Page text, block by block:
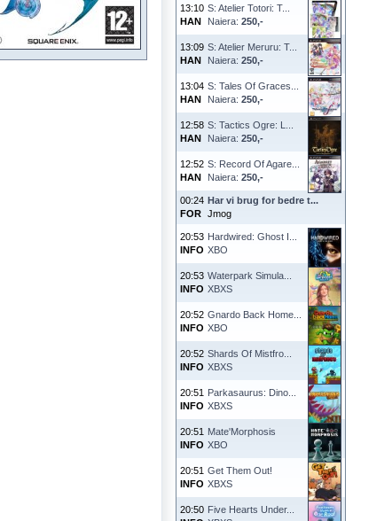
13:10
HAN
S: Atelier Totori: T...
Naiera: 250,-
13:09
HAN
S: Atelier Meruru: T...
Naiera: 250,-
13:04
HAN
S: Tales Of Graces...
Naiera: 250,-
12:58
HAN
S: Tactics Ogre: L...
Naiera: 250,-
12:52
HAN
S: Record Of Agare...
Naiera: 250,-
00:24
FOR
Har vi brug for bedre t...
Jmog
20:53
INFO
Hardwired: Ghost I...
XBO
20:53
INFO
Waterpark Simula...
XBXS
20:52
INFO
Gnardo Back Home...
XBO
20:52
INFO
Shards Of Mistfro...
XBXS
20:51
INFO
Parkasaurus: Dino...
XBXS
20:51
INFO
Mate'Morphosis
XBO
20:51
INFO
Get Them Out!
XBXS
20:50 Five Hearts Under...